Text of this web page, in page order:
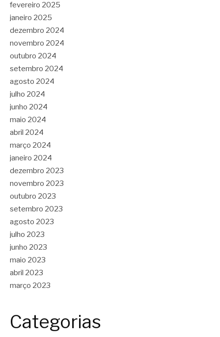
fevereiro 2025
janeiro 2025
dezembro 2024
novembro 2024
outubro 2024
setembro 2024
agosto 2024
julho 2024
junho 2024
maio 2024
abril 2024
março 2024
janeiro 2024
dezembro 2023
novembro 2023
outubro 2023
setembro 2023
agosto 2023
julho 2023
junho 2023
maio 2023
abril 2023
março 2023
Categorias